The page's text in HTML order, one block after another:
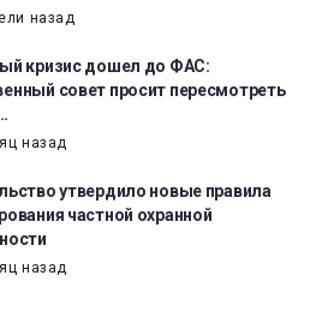
назад
кризис дошел до ФАС:
совет просит пересмотреть
назад
утвердило новые правила
частной охранной
назад